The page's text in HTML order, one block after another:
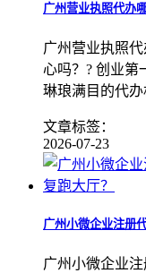
广州营业执照代办
广州营业执照
心吗？? 创业第
琳琅满目的代
文章标签：
2026-07-23
广州小微企业注册
广州小微企业